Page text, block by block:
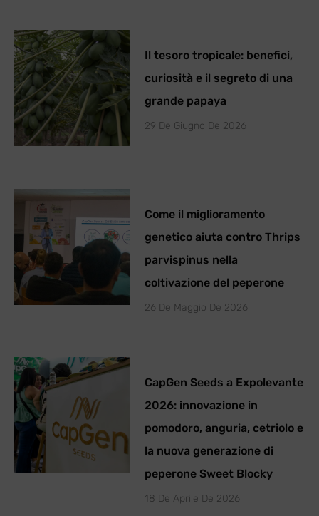
Il tesoro tropicale: benefici,
curiosità e il segreto di una
grande papaya
29 De Giugno De 2026
Come il miglioramento
genetico aiuta contro Thrips
parvispinus nella
coltivazione del peperone
26 De Maggio De 2026
CapGen Seeds a Expolevante
2026: innovazione in
pomodoro, anguria, cetriolo e
la nuova generazione di
peperone Sweet Blocky
18 De Aprile De 2026